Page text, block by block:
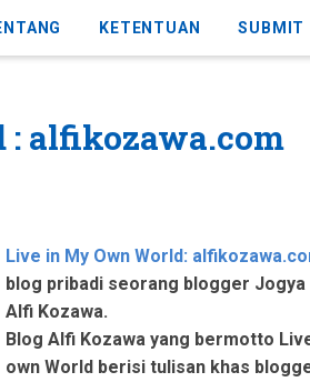
KETENTUAN SUBMIT
alfikozawa.com
Live in My Own World:
blog pribadi seorang blogger Jogya
Alfi Kozawa.
Blog Alfi Kozawa yang bermotto
own World berisi tulisan khas